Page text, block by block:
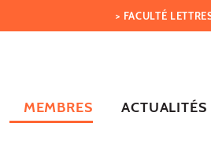
> FACULTÉ
MEMBRES ACTUALITÉS